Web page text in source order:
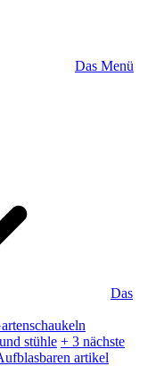
Das Menü
Das
stühle + 3 nächste
artikel